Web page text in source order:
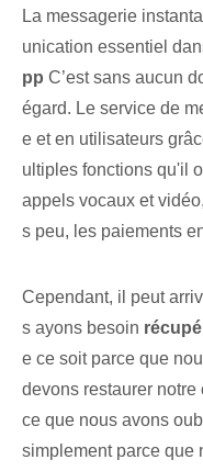
La messagerie
unication essentiel
pp C’est sans aucun
égard. Le service de
e et en utilisateurs
ultiples fonctions qu'il
appels vocaux et
s peu, les paiements
Cependant, il peut
s ayons besoin
e ce soit parce que
devons restaurer
ce que nous avons
simplement parce que